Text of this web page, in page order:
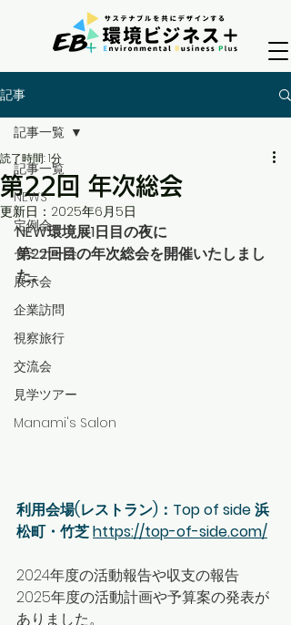
記事
記事一覧
NEWS
定例会
セミナー会
展示会
企業訪問
視察旅行
交流会
見学ツアー
Manami's Salon
記事一覧
第22回 年次総会
読了時間: 1分
更新日： 2025年6月5日
NEW環境展1日目の夜に
第22回目の年次総会を開催いたしまし
た。
利用会場(レストラン)：Top of side 浜
松町・竹芝 https://top-of-side.com/
2024年度の活動報告や収支の報告
2025年度の活動計画や予算案の発表が
ありました。